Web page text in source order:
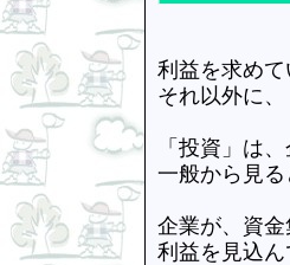
利益を求めて
それ以外に、
「投資」は
一般から見る
企業が、資
利益を見込ん